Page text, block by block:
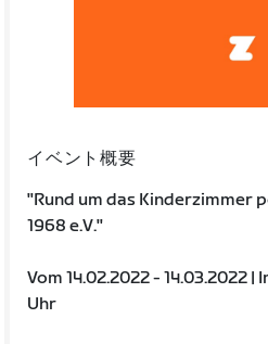
イベント概要
"Rund um das Kinderzimmer
1968 e.V."
Vom 14.02.2022 - 14.03.2022
Uhr